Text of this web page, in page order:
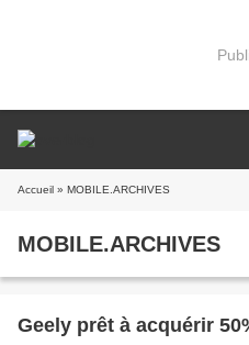
Accueil » MOBILE.ARCHIVES
MOBILE.ARCHIVES
Geely prêt à acquérir